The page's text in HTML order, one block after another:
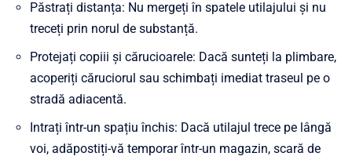
Păstrați distanța: Nu mergeți în spatele utilajului și nu
treceți prin norul de substanță.
Protejați copiii și cărucioarele: Dacă sunteți la plimbare,
acoperiți căruciorul sau schimbați imediat traseul pe o
stradă adiacentă.
Intrați într-un spațiu închis: Dacă utilajul trece pe lângă
voi, adăpostiți-vă temporar într-un magazin, scară de